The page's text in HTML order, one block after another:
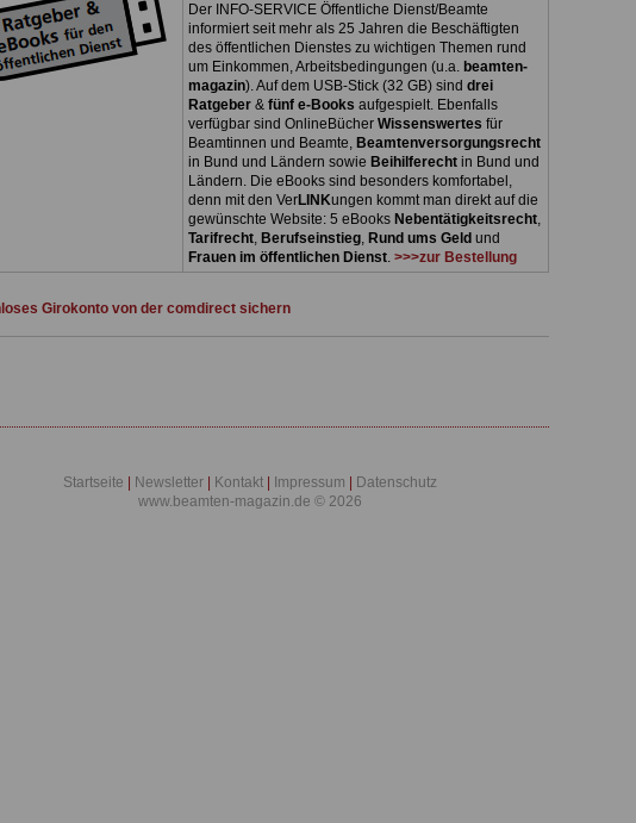
Der INFO-SERVICE Öffentliche Dienst/Beamte
informiert seit mehr als 25 Jahren die Beschäftigten
des öffentlichen Dienstes zu wichtigen Themen rund
um Einkommen, Arbeitsbedingungen (u.a. beamten-
magazin). Auf dem USB-Stick (32 GB) sind drei
Ratgeber& fünf e-Books aufgespielt. Ebenfalls
verfügbar sind OnlineBücher Wissenswertes für
Beamtinnen und Beamte, Beamtenversorgungsrecht
in Bund und Ländern sowie Beihilferechtin Bund und
Ländern. Die eBooks sind besonders komfortabel,
denn mit den VerLINKungen kommt man direkt auf die
gewünschte Website: 5 eBooks Nebentätigkeitsrecht,
Tarifrecht, Berufseinstieg, Rund ums Geld und
Frauen im öffentlichen Dienst. >>>zur Bestellung
Girokonto von der comdirect sichern
Startseite Newsletter Kontakt Impressum
Datenschutz
www.beamten-magazin.de © 2026